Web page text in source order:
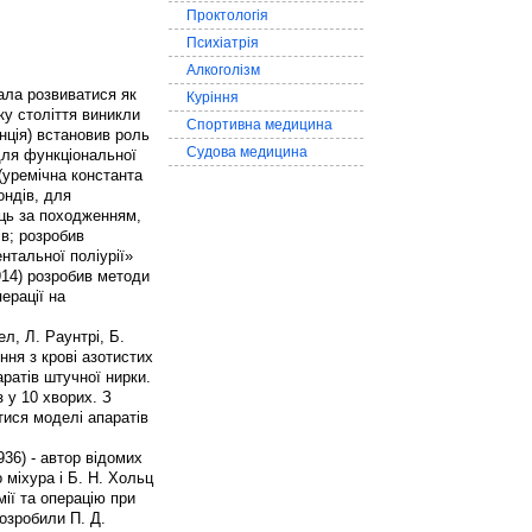
розвиватися як
століття виникли
встановив роль
функціональної
константа
для
за походженням,
розробив
поліурії»
розробив методи
на
Л. Раунтрі, Б.
з крові азотистих
штучної нирки.
у 10 хворих. З
моделі апаратів
- автор відомих
міхура і Б. Н. Хольц
та операцію при
П. Д.
Проктологія
Психіатрія
Алкоголізм
Куріння
Спортивна медицина
Судова медицина